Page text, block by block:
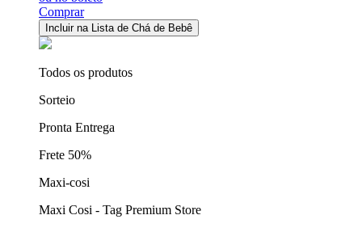
Comprar
Incluir na Lista de Chá de Bebê
Todos os produtos
Sorteio
Pronta Entrega
Frete 50%
Maxi-cosi
Maxi Cosi - Tag Premium Store